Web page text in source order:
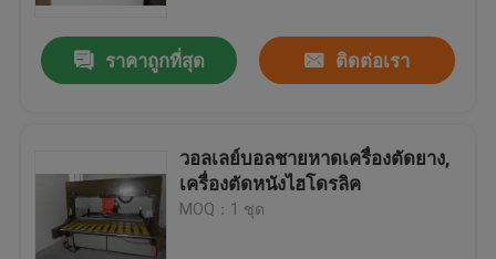
ราคาถูกที่สุด ติดต่อเรา
วอลเลย์บอลชายหาดเครื่องตัดยาง,
เครื่องตัดหนังไฮโดรลิค
MOQ：1 ชุด